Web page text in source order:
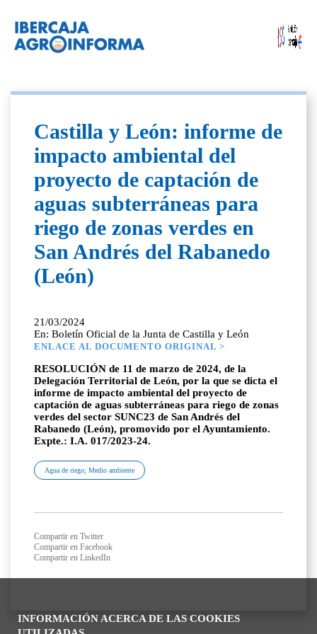
INFORMACIÓN ACERCA DE LAS COOKIES
Castilla y León: informe de
impacto ambiental del
proyecto de captación de
aguas subterráneas para
riego de zonas verdes en
San Andrés del Rabanedo
(León)
21/03/2024
En: Boletín Oficial de la Junta de Castilla y León
ENLACE AL DOCUMENTO ORIGINAL >
RESOLUCIÓN de 11 de marzo de 2024, de la
Delegación Territorial de León, por la que se dicta el
informe de impacto ambiental del proyecto de
captación de aguas subterráneas para riego de zonas
verdes del sector SUNC23 de San Andrés del
Rabanedo (León), promovido por el Ayuntamiento.
Expte.: I.A. 017/2023-24.
Agua de riego; Medio ambiente
Compartir en Twitter
Compartir en Facebook
Compartir en LinkedIn